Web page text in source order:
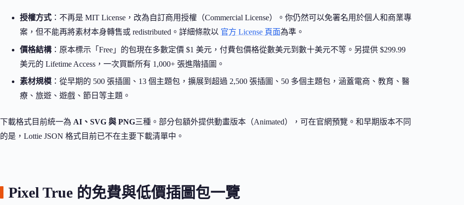
授權方式 ：不再是 MIT License，改為自訂商用授權（Commercial License）。你仍然可以免署名用於個人和商業專
案，但不能再將素材本身轉售或 redistributed。詳細條款以 官方 License 頁面為準。
價格結構：原本標示「Free」的包現在多數定價 $1 美元，付費包價格從數美元到數十美元不等。另提供 $299.99
美元的 Lifetime Access，一次買斷所有 1,000+ 張進階插圖。
素材規模 ：從早期的 500 張插圖、13 個主題包，擴展到超過 2,500 張插圖、50 多個主題包，涵蓋電商、教育、醫
療、旅遊、遊戲、節日等主題。
下載格式目前統一為 AI、SVG 與 PNG三種。部分包額外提供動畫版本（Animated），可在官網預覽。和早期版本不同
的是，Lottie JSON 格式目前已不在主要下載清單中。
Pixel True 的免費與低價插圖包一覽